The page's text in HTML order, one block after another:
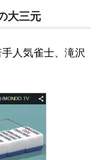
大三元
人気雀士、滝沢